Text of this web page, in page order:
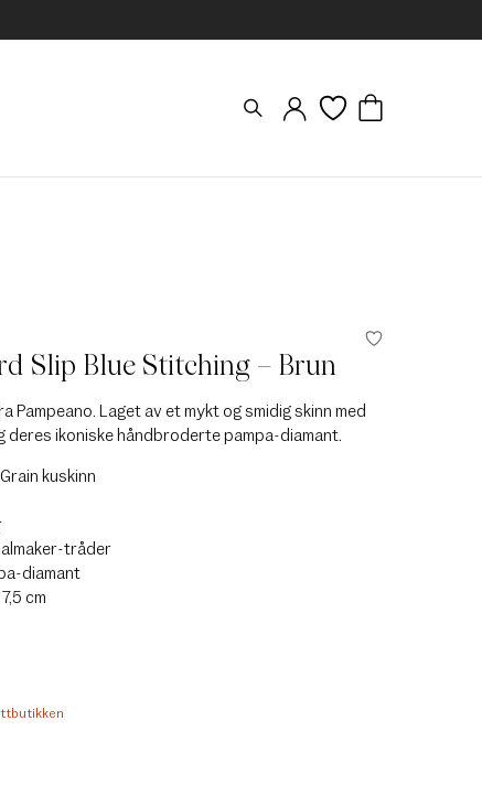
Slip Blue Stitching – Brun
Pampeano. Laget av et mykt og smidig skinn med
deres ikoniske håndbroderte pampa-diamant.
kuskinn
tråder
diamant
cm